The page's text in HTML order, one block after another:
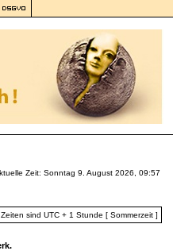
Zeit: Sonntag 9. August 2026, 09:57
sind UTC + 1 Stunde [ Sommerzeit ]